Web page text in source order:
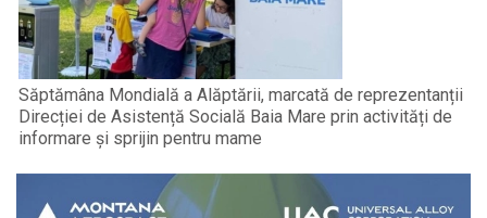
Săptămâna Mondială a Alăptării, marcată de reprezentanții
Direcției de Asistență Socială Baia Mare prin activități de
informare și sprijin pentru mame